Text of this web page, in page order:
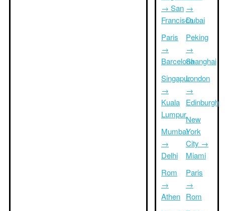
→ San
Francisco
Paris
→
Barcelona
Singapur
→
Kuala
Lumpur
Mumbai
→
Delhi
Rom
→
Athen
→
Dubai
Peking
→
Shanghai
London
→
Edinburgh
New
York
City →
Miami
Paris
→
Rom